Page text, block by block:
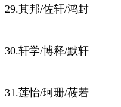
29.其邦/佐轩/鸿封
30.轩学/博释/默轩
31.莲怡/珂珊/莜若